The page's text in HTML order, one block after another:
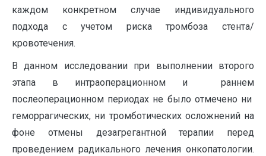
каждом конкретном случае индивидуального
подхода с учетом риска тромбоза стента/
кровотечения.
В данном исследовании при выполнении второго
этапа в интраоперационном и раннем
послеоперационном периодах не было отмечено ни
геморрагических, ни тромботических осложнений на
фоне отмены дезагрегантной терапии перед
проведением радикального лечения онкопатологии.